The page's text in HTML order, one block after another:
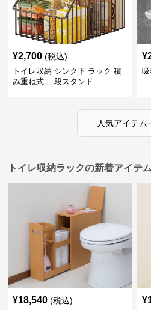
¥2,700 (税込)
トイレ収納 シンク下 ラック 積
み重ね式 二段スタンド
¥
人気アイテム
トイレ収納ラックの新着アイテム
¥18,540 (税込) ¥